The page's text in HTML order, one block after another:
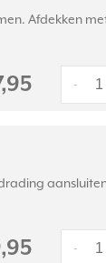
Afdekken
-
-